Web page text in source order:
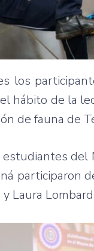
los
hábito de la
de fauna de
del
participaron
Laura